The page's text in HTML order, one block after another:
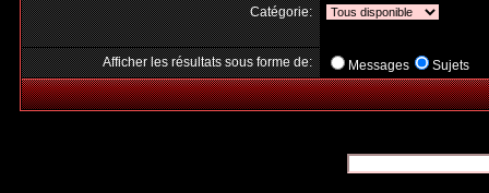
Catégorie:
Afficher les résultats sous forme de: Messages Sujets